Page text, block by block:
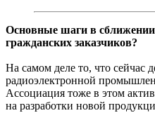
Основные шаги в
гражданских заказчиков?
На самом деле то, что сейчас
радиоэлектронной
Ассоциация тоже в этом
на разработки новой